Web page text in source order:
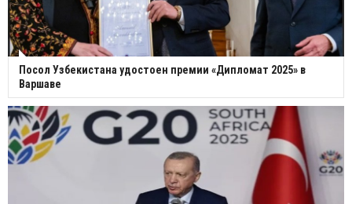
Посол Узбекистана удостоен премии «Дипломат 2025» в
Варшаве